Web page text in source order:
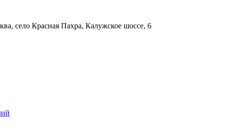
село Красная Пахра, Калужское шоссе, 6